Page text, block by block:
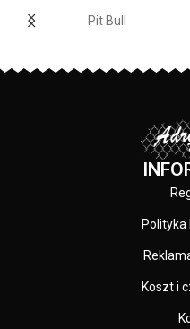
Pit Bull
Koszt i